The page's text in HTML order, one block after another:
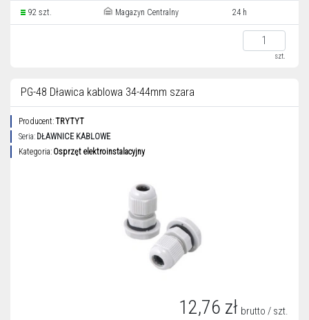
92 szt. Magazyn Centralny 24 h
szt.
PG-48 Dławica kablowa 34-44mm szara
Producent:TRYTYT
Seria: DŁAWNICE KABLOWE
Kategoria: Osprzęt elektroinstalacyjny
12,76 zł brutto / szt.